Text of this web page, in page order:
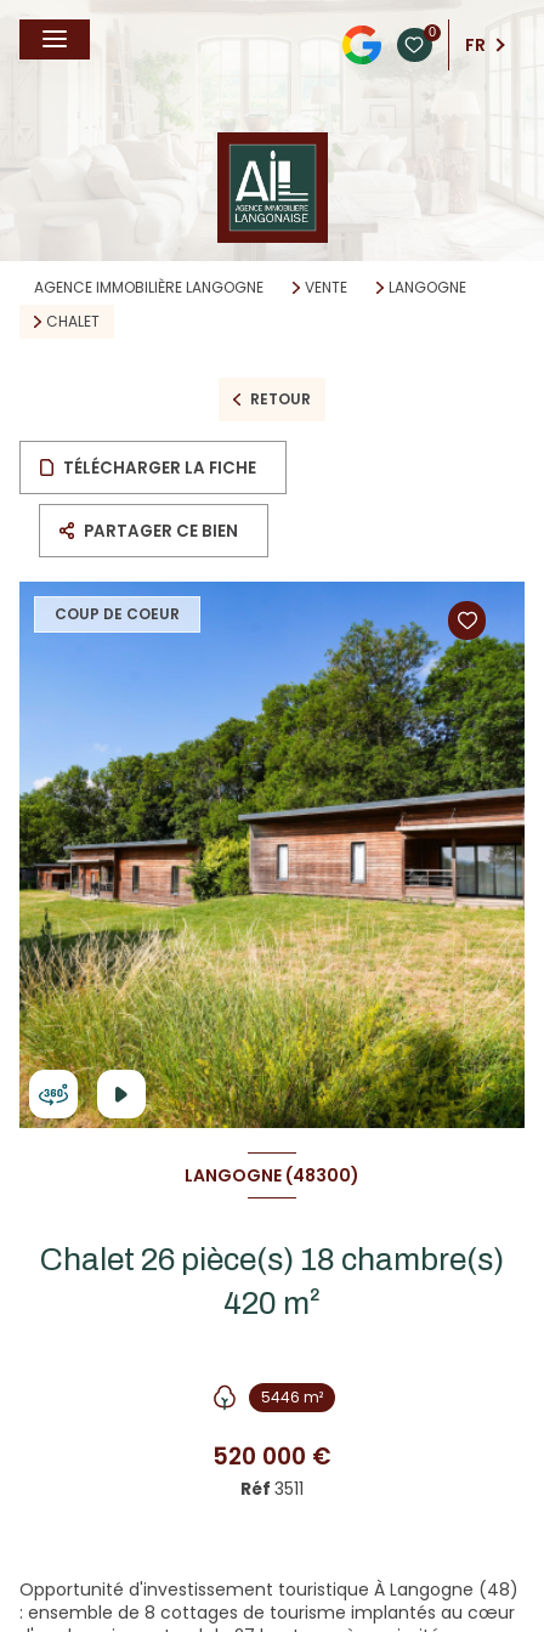
0
FR
AGENCE IMMOBILIÈRE LANGOGNE VENTE
LANGOGNE
CHALET
RETOUR
TÉLÉCHARGER LA FICHE
PARTAGER CE BIEN
COUP DE COEUR
LANGOGNE (48300)
Chalet 26 pièce(s) 18 chambre(s)
420 m²
5446 m²
520 000 €
Réf 3511
Opportunité d'investissement touristique À Langogne (48)
: ensemble de 8 cottages de tourisme implantés au cœur